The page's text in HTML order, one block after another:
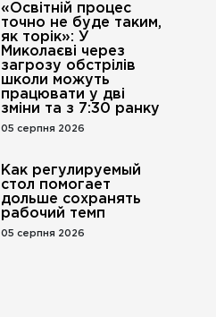
«Освітній процес
точно не буде таким,
як торік»: У
Миколаєві через
загрозу обстрілів
школи можуть
працювати у дві
зміни та з 7:30 ранку
05 серпня 2026
Как регулируемый
стол помогает
дольше сохранять
рабочий темп
05 серпня 2026